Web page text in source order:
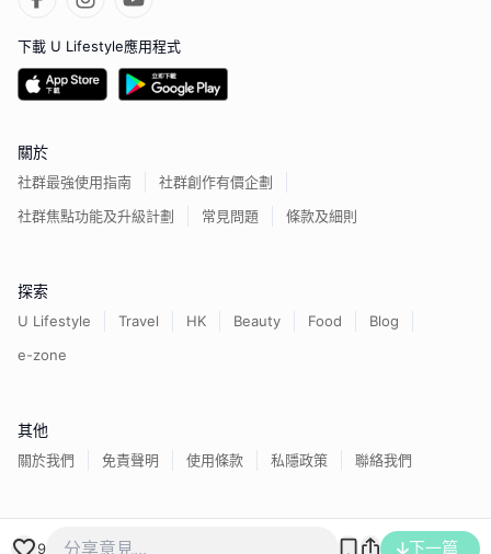
9 下一篇
下載 U Lifestyle應用程式
關於
社群最強使用指南
社群創作有價企劃
社群焦點功能及升級計劃
常見問題 條款及細則
探索
U Lifestyle Travel HK Beauty Food
Blog
e-zone
其他
關於我們 免責聲明 使用條款 私隱政策 聯絡我們
香港經濟日報版權所有©